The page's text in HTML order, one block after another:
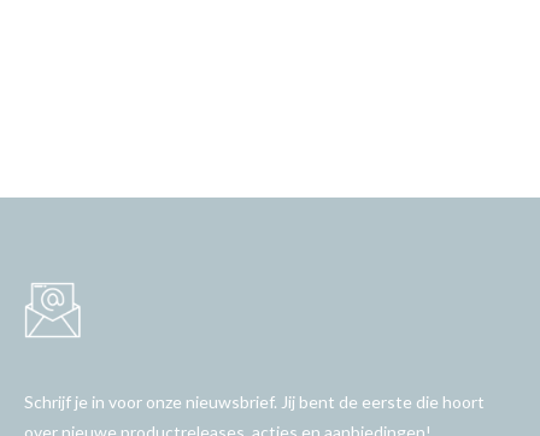
Schrijf je in voor onze nieuwsbrief. Jij bent de eerste die hoort